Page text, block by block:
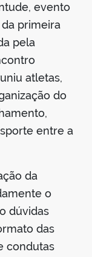
evento
primeira
pela
atletas,
do
entre a
da
o
dúvidas
das
condutas